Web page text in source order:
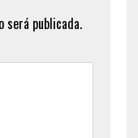
será publicada.